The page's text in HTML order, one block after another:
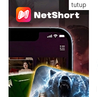
Loncat
konten
tutup